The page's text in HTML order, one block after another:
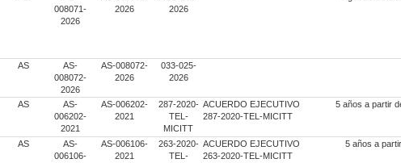
008071-
2026
2026
2026
AS
AS-
008072-
2026
AS-008072-
2026
033-025-
2026
AS
AS-
006202-
2021
AS-006202-
2021
287-2020-
TEL-
MICITT
ACUERDO EJECUTIVO
287-2020-TEL-MICITT
5 años a partir
AS
AS-
006106-
AS-006106-
2021
263-2020-
TEL-
ACUERDO EJECUTIVO
263-2020-TEL-MICITT
5 años a